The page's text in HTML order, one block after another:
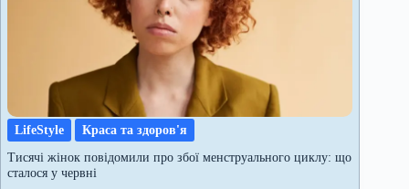
LifeStyle
Краса та здоров'я
Тисячі жінок повідомили про збої менструального циклу: що
сталося у червні